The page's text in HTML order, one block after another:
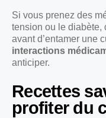
Si vous prenez des
tension ou le diabète,
avant d’entamer une
interactions
anticiper.
Recettes
profiter du